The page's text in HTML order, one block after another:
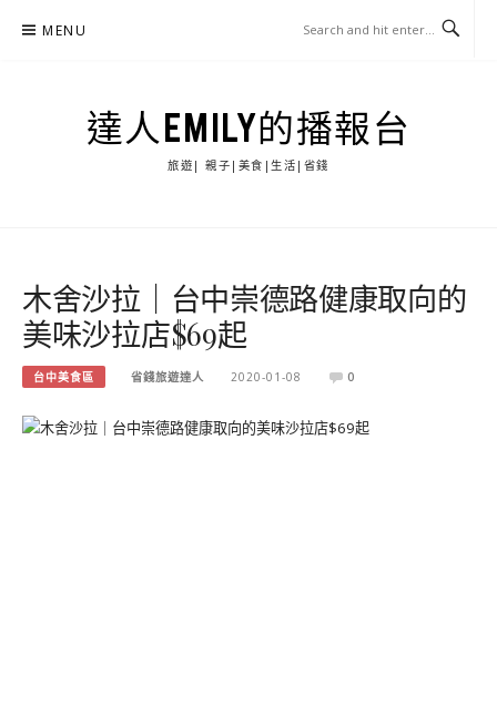
MENU
達人EMILY的播報台
旅遊| 親子|美食|生活|省錢
木舍沙拉｜台中崇德路健康取向的
美味沙拉店$69起
台中美食區 省錢旅遊達人 2020-01-08 0